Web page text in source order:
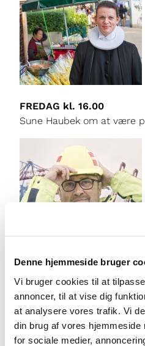
Denne hjemmeside bruger
Vi bruger cookies til at
annoncer, til at vise dig
at analysere vores trafik. Vi
din brug af vores hjemmeside
for sociale medier,
FREDAG kl. 16.00
Sune Haubek om at være
LØRDAG kl. 18.00
Flemming Kloster Poulsen
trygge base i udlandet